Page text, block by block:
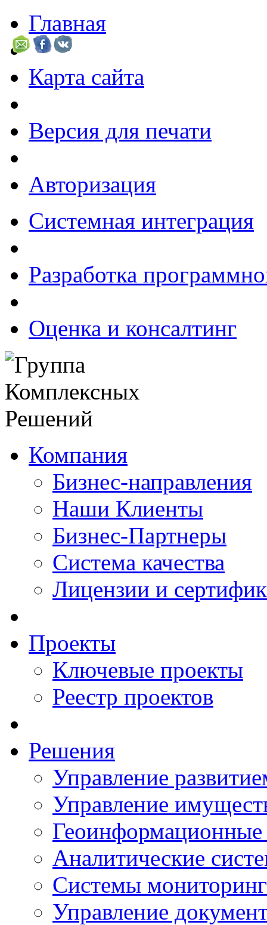
Главная
Карта сайта
Версия для печати
Авторизация
Системная интеграция
Разработка
Оценка и консалтинг
Компания
Бизнес-направления
Наши Клиенты
Бизнес-Партнеры
Система качества
Лицензии и
Проекты
Ключевые проекты
Реестр проектов
Решения
Управление
Управление
Аналитические
Системы
Управление